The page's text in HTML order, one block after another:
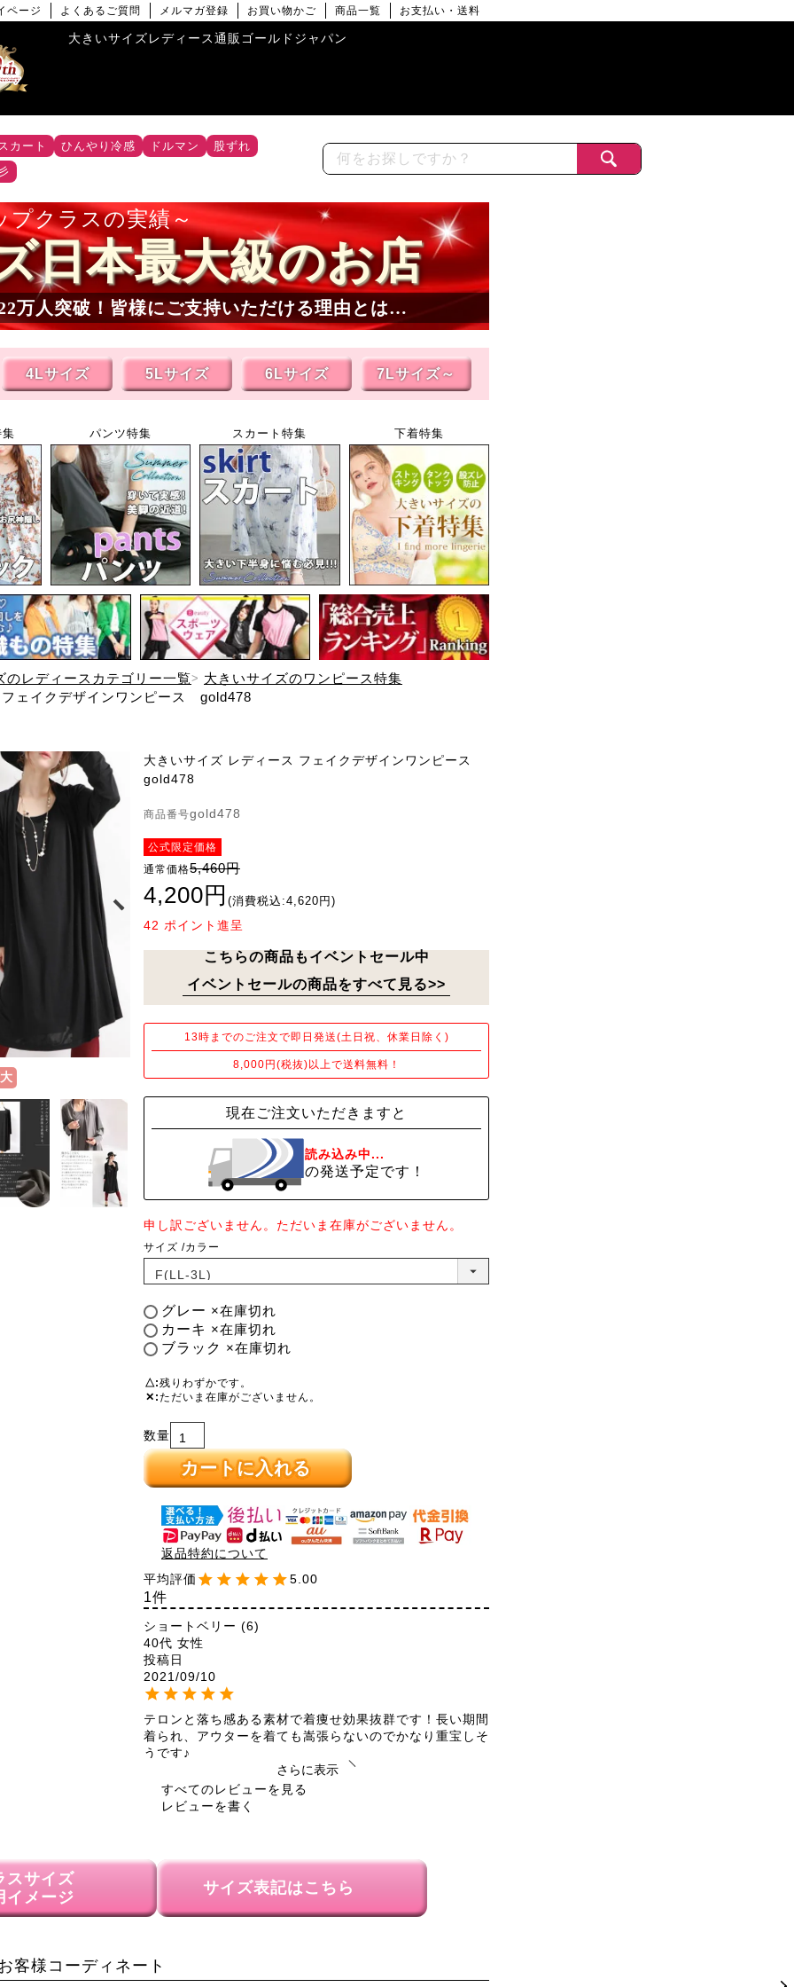
ページ よくあるご質問 メルマガ登録 お買い物かご 商品一覧 お支払い・送料
大きいサイズレディース通販ゴールドジャパン
カート ひんやり冷感 ドルマン
股ずれ
プクラスの実績
日本最大級のお店
万人突破！皆様にご支持いただける理由とは…
4Lサイズ 5Lサイズ 6Lサイズ 7Lサイズ～
パンツ特集 スカート特集 下着特集
のレディースカテゴリー一覧
大きいサイズのワンピース特集
ェイクデザインワンピース gold478
大きいサイズ レディース フェイクデザインワンピース
gold478
商品番号gold478
公式限定価格
通常価格5,460円
4,200円 (消費税込:4,620円)
42 ポイント進呈
こちらの商品もイベントセール中
イベントセールの商品をすべて見る>>
13時までのご注文で即日発送(土日祝、休業日除く)
8,000円(税抜)以上で送料無料！
現在ご注文いただきますと
読み込み中...
の発送予定です！
申し訳ございません。ただいま在庫がございません。
サイズ カラー
グレー ×在庫切れ
カーキ ×在庫切れ
ブラック ×在庫切れ
△ 残りわずかです。
✕ ただいま在庫がございません。
カートに入れる
返品特約について
5.00
1
ショートベリー
6
40代 女性
投稿日
2021/09/10
テロンと落ち感ある素材で着痩せ効果抜群です！長い期間
着られ、アウターを着ても嵩張らないのでかなり重宝しそ
うです♪
さらに表示
すべてのレビューを見る
レビューを書く
スサイズ
イメージ
サイズ表記はこちら
客様コーディネート